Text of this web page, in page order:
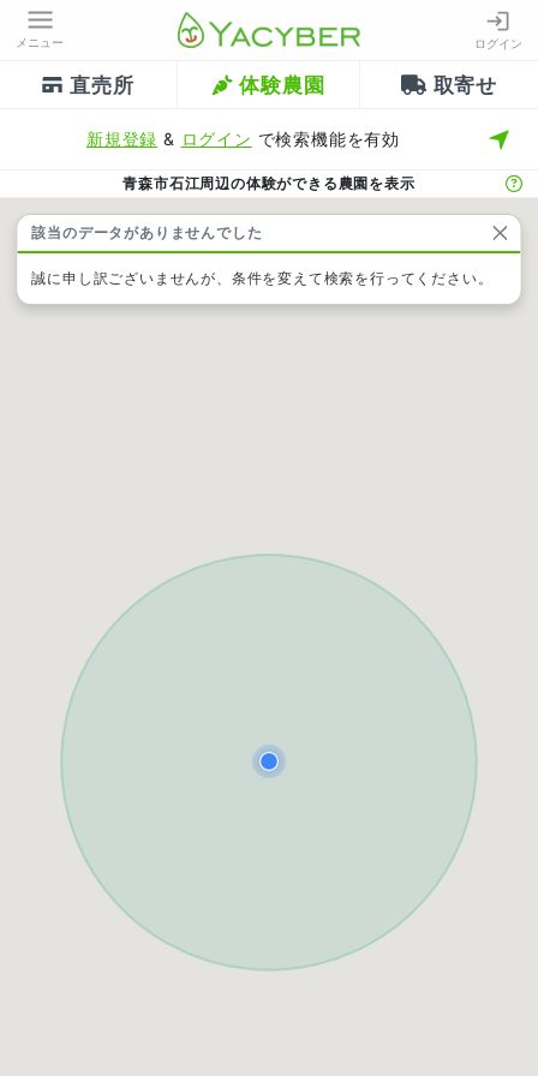
メニュー ログイン
直売所 体験農園 取寄せ
新規登録 & ログイン で検索機能を有効
青森市石江周辺の体験ができる農園を表示
該当のデータがありませんでした
誠に申し訳ございませんが、条件を変えて検索を行ってください。